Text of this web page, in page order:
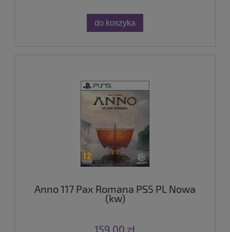
do koszyka
Anno 117 Pax Romana PS5 PL Nowa
(kw)
159,00 zł